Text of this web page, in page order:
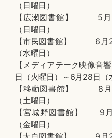
（日曜日）
【広瀬図書館】 5月
（日曜日）
【市民図書館】 6月
（水曜日）
【メディアテーク映像
日（火曜日）～6月28日
【移動図書館】 8月8
（土曜日）
【宮城野図書館】 9
（金曜日）
【太白図書館】 9月